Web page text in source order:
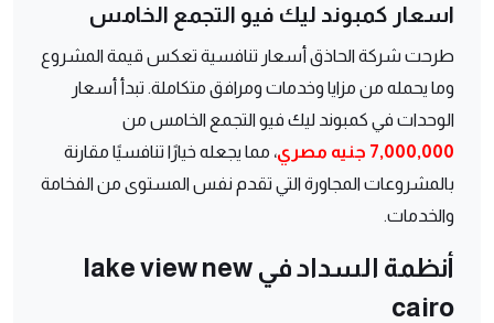
اسعار كمبوند ليك فيو التجمع الخامس
طرحت شركة الحاذق أسعار تنافسية تعكس قيمة المشروع
وما يحمله من مزايا وخدمات ومرافق متكاملة. تبدأ أسعار
الوحدات في كمبوند ليك فيو التجمع الخامس من
7,000,000 جنيه مصري
، مما يجعله خيارًا تنافسيًا مقارنة
بالمشروعات المجاورة التي تقدم نفس المستوى من الفخامة
والخدمات.
أنظمة السداد في lake view new
cairo